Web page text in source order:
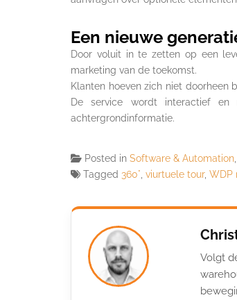
Een nieuwe
Door voluit in te zetten op een
marketing van de toekomst.
Klanten hoeven zich niet
De service wordt interactief en
achtergrondinformatie.
Posted in Software & Automation
Tagged 360° viurtuele tour, WDP
Volgt